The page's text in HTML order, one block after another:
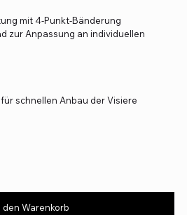
mit 4-Punkt-Bänderung
zur Anpassung an individuellen
schnellen Anbau der Visiere
den Warenkorb